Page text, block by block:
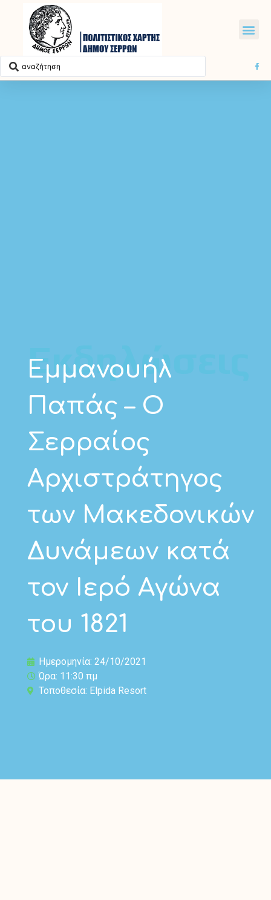
Εκδηλώσεις
Εμμανουήλ
Παπάς – Ο
Σερραίος
Αρχιστράτηγος
των Μακεδονικών
Δυνάμεων κατά
τον Ιερό Αγώνα
του 1821
Ημερομηνία: 24/10/2021
Ώρα: 11:30 πμ
Τοποθεσία: Elpida Resort